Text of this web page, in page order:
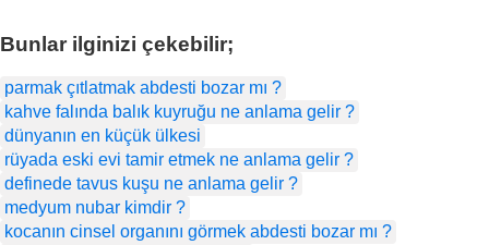
Bunlar ilginizi çekebilir;
parmak çıtlatmak abdesti bozar mı ?
kahve falında balık kuyruğu ne anlama gelir ?
dünyanın en küçük ülkesi
rüyada eski evi tamir etmek ne anlama gelir ?
definede tavus kuşu ne anlama gelir ?
medyum nubar kimdir​ ?
kocanın cinsel organını görmek abdesti bozar mı ?